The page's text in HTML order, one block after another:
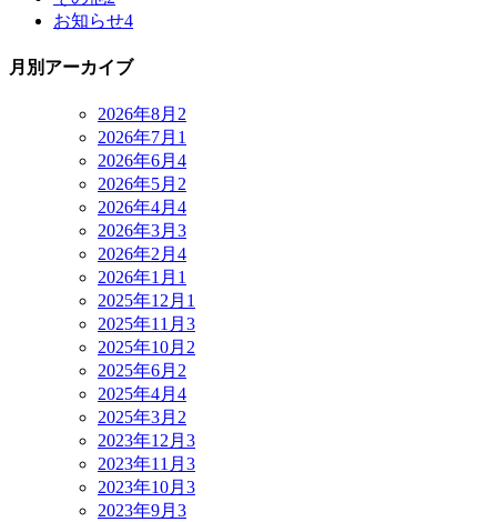
お知らせ4
月別アーカイブ
2026年8月 2
2026年7月 1
2026年6月 4
2026年5月 2
2026年4月 4
2026年3月 3
2026年2月 4
2026年1月 1
2025年12月 1
2025年11月 3
2025年10月 2
2025年6月 2
2025年4月 4
2025年3月 2
2023年12月 3
2023年11月 3
2023年10月 3
2023年9月 3